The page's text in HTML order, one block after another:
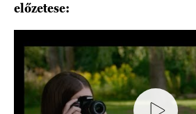
előzetese: